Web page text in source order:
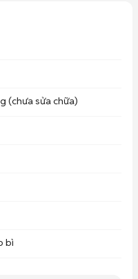
ĐƯỜNG 23/10 CẦU DỨA
(chưa sửa chữa)
bì